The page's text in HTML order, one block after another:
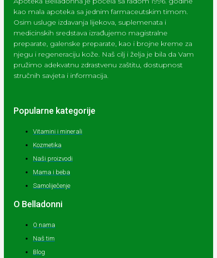
kao mala apoteka sa jednim farmaceutskim timom.
Osim usluge izdavanja lijekova, suplemenata i
medicinskih sredstava izrađujemo magistralne
preparate, galenske preparate, kao i brojne kreme za
njegu i regeneraciju kože. Naš cilj i želja je bila da Vam
pružimo adekvatnu zdrastvenu zaštitu, dostupnost
stručnih savjeta i informacija.
Popularne kategorije
Vitamini i minerali
Kozmetika
Naši proizvodi
Mama i beba
Samoliječenje
O Belladonni
O nama
Naš tim
Blog